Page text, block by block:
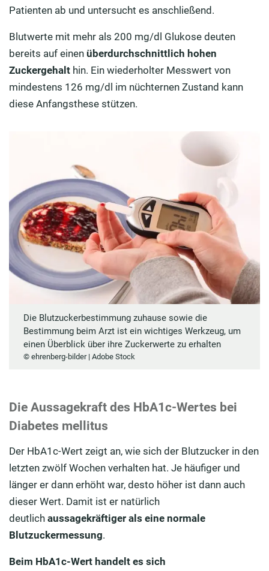
Patienten ab und untersucht es anschließend.
Blutwerte mit mehr als 200 mg/dl Glukose deuten
bereits auf einen überdurchschnittlich hohen
Zuckergehalt hin. Ein wiederholter Messwert von
mindestens 126 mg/dl im nüchternen Zustand kann
diese Anfangsthese stützen.
Die Blutzuckerbestimmung zuhause sowie die
Bestimmung beim Arzt ist ein wichtiges Werkzeug, um
einen Überblick über ihre Zuckerwerte zu erhalten
© ehrenberg-bilder | Adobe Stock
Die Aussagekraft des HbA1c-Wertes bei
Diabetes mellitus
Der HbA1c-Wert zeigt an, wie sich der Blutzucker in den
letzten zwölf Wochen verhalten hat. Je häufiger und
länger er dann erhöht war, desto höher ist dann auch
dieser Wert. Damit ist er natürlich
deutlich aussagekräftiger als eine normale
Blutzuckermessung.
Beim HbA1c-Wert handelt es sich